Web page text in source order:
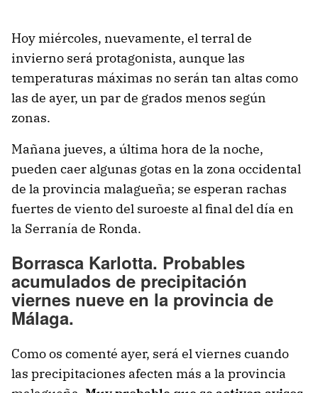
Hoy miércoles, nuevamente, el terral de
invierno será protagonista, aunque las
temperaturas máximas no serán tan altas como
las de ayer, un par de grados menos según
zonas.
Mañana jueves, a última hora de la noche,
pueden caer algunas gotas en la zona occidental
de la provincia malagueña; se esperan rachas
fuertes de viento del suroeste al final del día en
la Serranía de Ronda.
Borrasca Karlotta. Probables
acumulados de precipitación
viernes nueve en la provincia de
Málaga.
Como os comenté ayer, será el viernes cuando
las precipitaciones afecten más a la provincia